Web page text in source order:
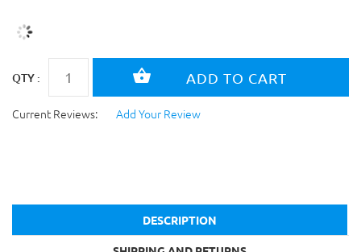
QTY :
Current Reviews: Add Your Review
DESCRIPTION